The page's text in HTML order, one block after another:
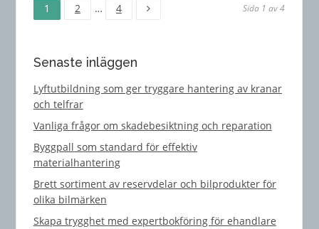
Inläggsnavigering
1 2 … 4 Sida 1 av 4
Senaste inläggen
Lyftutbildning som ger tryggare hantering av kranar
och telfrar
Vanliga frågor om skadebesiktning och reparation
Byggpall som standard för effektiv
materialhantering
Brett sortiment av reservdelar och bilprodukter för
olika bilmärken
Skapa trygghet med expertbokföring för ehandlare